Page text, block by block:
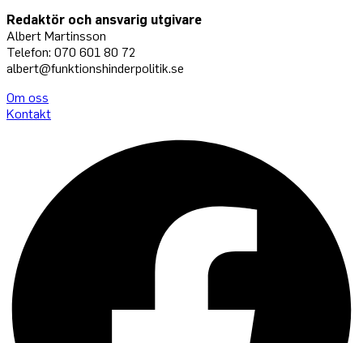
Redaktör och ansvarig utgivare
Albert Martinsson
Telefon: 070 601 80 72
albert@funktionshinderpolitik.se
Om oss
Kontakt